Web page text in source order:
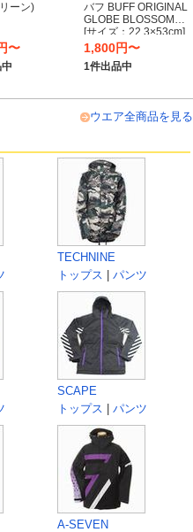
ーン)
〜
バフ BUFF ORIGINAL
GLOBE BLOSSOM
[サイズ：22.3×53cm]
#440419
1,800円〜
1件出品中
ウエア全商品を見る
TECHNINE
トップス
パンツ
SCAPE
トップス
パンツ
A-SEVEN